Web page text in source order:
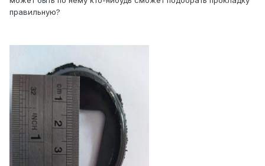
правильную?